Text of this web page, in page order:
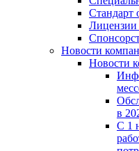
Стандарт
Лицензии
Новости
Новости
в
С 1